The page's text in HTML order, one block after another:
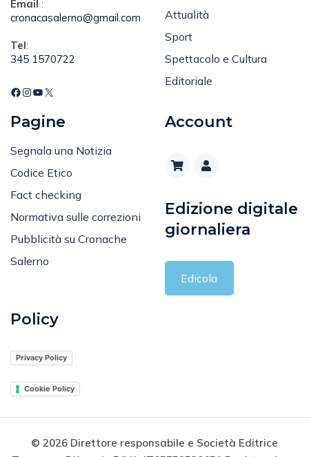
Email :
cronacasalerno@gmail.com
Tel:
345 1570722
Attualità
Sport
Spettacolo e Cultura
Editoriale
Pagine
Segnala una Notizia
Codice Etico
Fact checking
Normativa sulle correzioni
Pubblicità su Cronache
Salerno
Account
Edizione digitale
giornaliera
Edicola
Policy
Privacy Policy
Cookie Policy
© 2026 Direttore responsabile e Società Editrice